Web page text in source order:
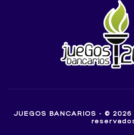
JUEGOS BANCARIOS - ©